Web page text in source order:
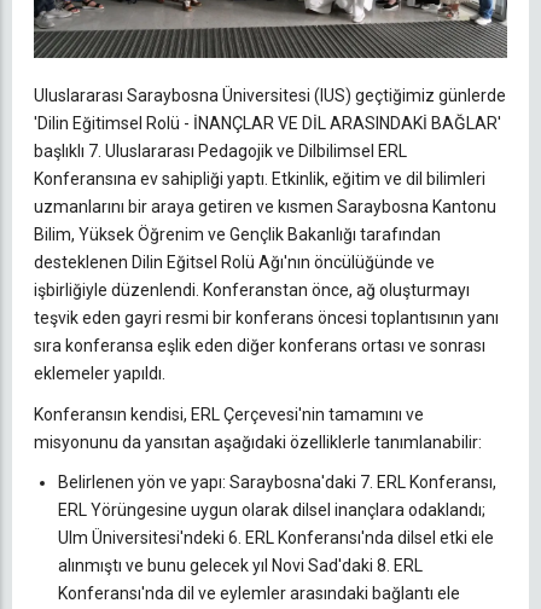
Uluslararası Saraybosna Üniversitesi (IUS) geçtiğimiz günlerde
'Dilin Eğitimsel Rolü - İNANÇLAR VE DİL ARASINDAKİ BAĞLAR'
başlıklı 7. Uluslararası Pedagojik ve Dilbilimsel ERL
Konferansına ev sahipliği yaptı. Etkinlik, eğitim ve dil bilimleri
uzmanlarını bir araya getiren ve kısmen Saraybosna Kantonu
Bilim, Yüksek Öğrenim ve Gençlik Bakanlığı tarafından
desteklenen Dilin Eğitsel Rolü Ağı'nın öncülüğünde ve
işbirliğiyle düzenlendi. Konferanstan önce, ağ oluşturmayı
teşvik eden gayri resmi bir konferans öncesi toplantısının yanı
sıra konferansa eşlik eden diğer konferans ortası ve sonrası
eklemeler yapıldı.
Konferansın kendisi, ERL Çerçevesi'nin tamamını ve
misyonunu da yansıtan aşağıdaki özelliklerle tanımlanabilir:
Belirlenen yön ve yapı: Saraybosna'daki 7. ERL Konferansı,
ERL Yörüngesine uygun olarak dilsel inançlara odaklandı;
Ulm Üniversitesi'ndeki 6. ERL Konferansı'nda dilsel etki ele
alınmıştı ve bunu gelecek yıl Novi Sad'daki 8. ERL
Konferansı'nda dil ve eylemler arasındaki bağlantı ele